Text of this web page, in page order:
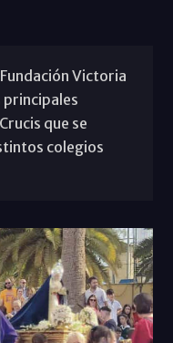
Victoria
que se
colegios